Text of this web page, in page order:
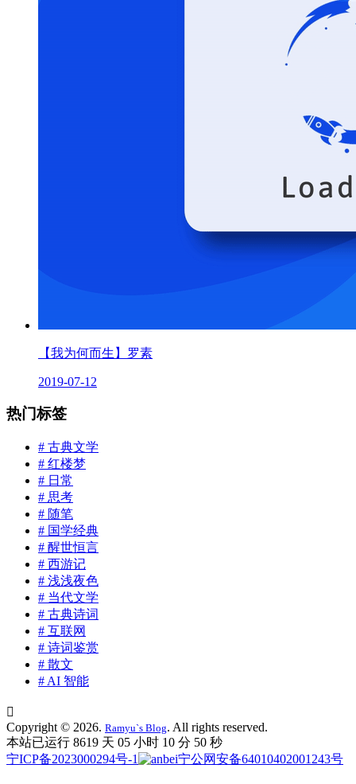
【我为何而生】罗素
2019-07-12
热门标签
# 古典文学
# 红楼梦
# 日常
# 思考
# 随笔
# 国学经典
# 醒世恒言
# 西游记
# 浅浅夜色
# 当代文学
# 古典诗词
# 互联网
# 诗词鉴赏
# 散文
# AI 智能

Copyright © 2026. Ramyu`s Blog. All rights reserved.
本站已运行 8619 天 05 小时 10 分 51 秒
宁ICP备2023000294号-1
宁公网安备64010402001243号